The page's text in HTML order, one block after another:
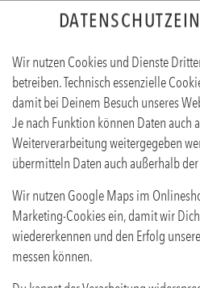
Wir nutzen Cookies und Dienste
betreiben. Technisch essenzielle
damit bei Deinem Besuch unseres
Je nach Funktion können Daten auch
Weiterverarbeitung weitergegeben
übermitteln Daten auch außerhalb der
Wir nutzen Google Maps im
Marketing-Cookies ein, damit wir
wiedererkennen und den Erfolg
messen können.